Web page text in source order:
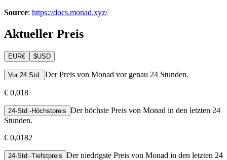
Source: https://docs.monad.xyz/
Aktueller Preis
EUR€ $USD
Vor 24 Std. Der Preis von Monad vor genau 24 Stunden.
€ 0,018
24-Std.-Höchstpreis Der höchste Preis von Monad in den letzten 24
Stunden.
€ 0,0182
24-Std.-Tiefstpreis Der niedrigste Preis von Monad in den letzten 24